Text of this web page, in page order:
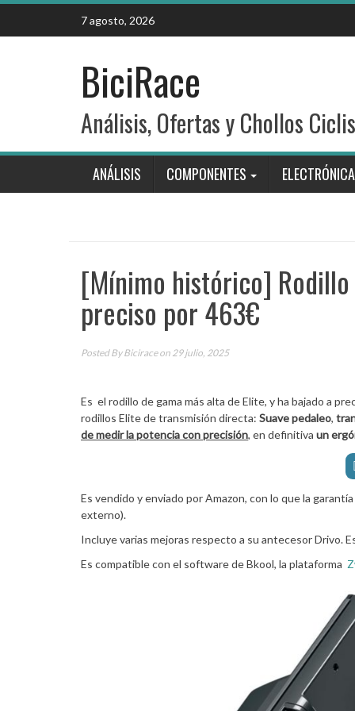
Skip
content
7 agosto, 2026
BiciRace
Análisis, Ofertas y Chollos
ANÁLISIS COMPONENTES ELECTRÓNICA
[Mínimo histórico]
preciso por 463€
Posted ByBiciraceon 29 julio, 2025
Es el rodillo de gama más alta de Elite, y ha bajado a
rodillos Elite de transmisión directa: Suave pedaleo,
de medir la potencia con precisión, en definitiva un
Es vendido y enviado por Amazon, con lo que la
externo).
Incluye varias mejoras respecto a su antecesor Drivo.
Es compatible con el software de Bkool, la plataforma